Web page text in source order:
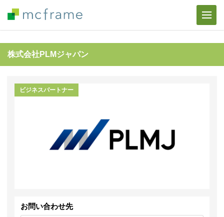
株式会社PLMジャパン
ビジネスパートナー
お問い合わせ先